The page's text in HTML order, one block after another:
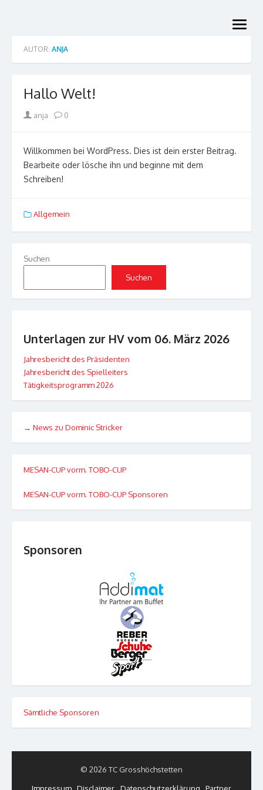
open
AUTOR: ANJA
Hallo Welt!
Author
anja 0
Willkommen bei WordPress. Dies ist dein erster Beitrag.
Bearbeite oder lösche ihn und beginne mit dem
Schreiben!
Allgemein
Suchen
Suchen
Unterlagen zur HV vom 06. März 2026
Jahresbericht des Präsidenten
Jahresbericht des Spielleiters
Tätigkeitsprogramm 2026
→ News zu Dominic Stricker
MESAN-CUP vorm. TOBO-CUP
MESAN-CUP vorm. TOBO-CUP Sponsoren
Sponsoren
Sämtliche Sponsoren
© 2026 TC Grosshöchstetten
Impressum Disclaimer Datenschutzerklärung Partner